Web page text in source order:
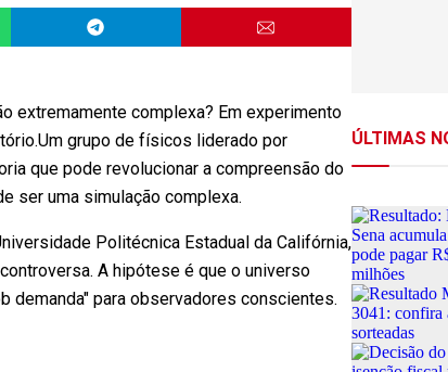
extremamente complexa? Em experimento
grupo de físicos liderado por
que pode revolucionar a compreensão do
ser uma simulação complexa.
Politécnica Estadual da Califórnia,
A hipótese é que o universo
demanda" para observadores conscientes.